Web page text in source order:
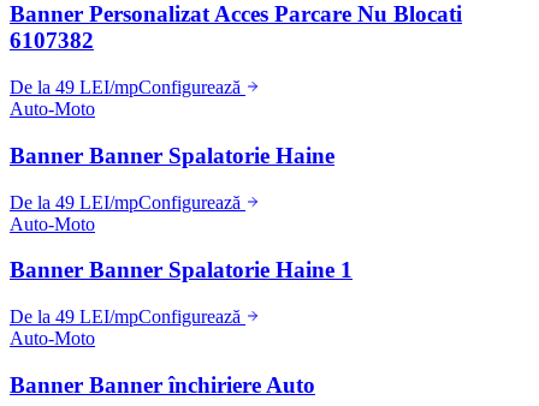
Banner Personalizat Acces Parcare Nu Blocati
6107382
De la 49 LEI/mpConfigurează
Auto-Moto
Banner Banner Spalatorie Haine
De la 49 LEI/mpConfigurează
Auto-Moto
Banner Banner Spalatorie Haine 1
De la 49 LEI/mpConfigurează
Auto-Moto
Banner Banner închiriere Auto